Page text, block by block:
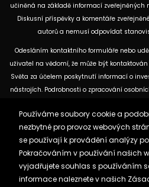
učiněná na základě informací
Diskusní příspěvky a komentáře
autorů a nemusí odpovídat
Odesláním kontaktního formuláře nebo
uživatel na vědomí, že může být
Světa za účelem poskytnutí informací o
nástrojích. Podrobnosti o zpracování
dostupných na těchto internetových
být uvedeny informace o použitých
ke kterému se vztahují
Zásady ochrany osobních údajů
Používáme soubory cookie a
nezbytné pro provoz webových
se používají k provádění analýzy
Pokračováním v používání našich
vyjadřujete souhlas s používáním
informace naleznete v našich